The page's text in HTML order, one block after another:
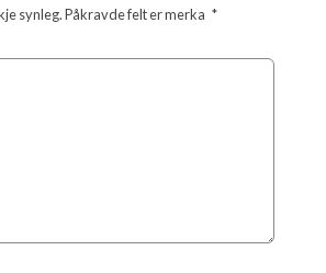
synleg.Påkravde felt er merka *